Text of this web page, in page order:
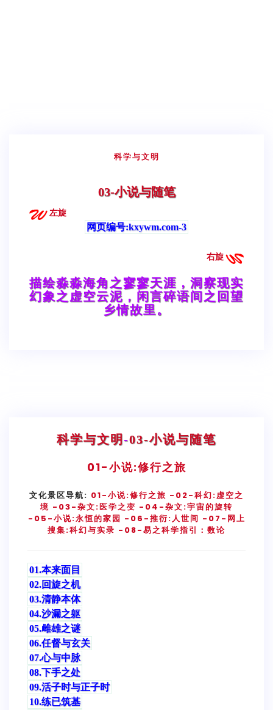
科学与文明
03-小说与随笔
左旋
网页编号:kxywm.com-3
右旋
描绘淼淼海角之寥寥天涯，洞察现实
幻象之虚空云泥，闲言碎语间之回望
乡情故里。
科学与文明 -03-小说与随笔
01-小说:修行之旅
文化景区导航: 01-小说:修行之旅 -02-科幻:虚空之
境 -03-杂文:医学之变 -04-杂文:宇宙的旋转
-05-小说:永恒的家园 -06-推衍:人世间 -07-网上
搜集:科幻与实录 -08-易之科学指引：数论
01.本来面目
02.回旋之机
03.清静本体
04.沙漏之躯
05.雌雄之谜
06.任督与玄关
07.心与中脉
08.下手之处
09.活子时与正子时
10.练已筑基